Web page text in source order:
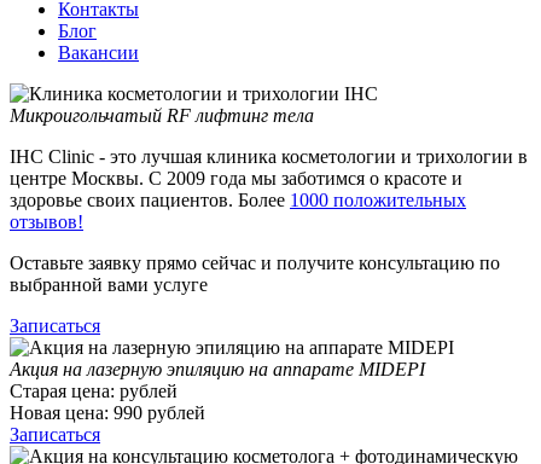
Контакты
Блог
Вакансии
Микроигольчатый RF лифтинг тела
IHC Clinic - это лучшая клиника косметологии и трихологии в
центре Москвы. С 2009 года мы заботимся о красоте и
здоровье своих пациентов. Более 1000 положительных
отзывов!
Оставьте заявку прямо сейчас и получите консультацию по
выбранной вами услуге
Записаться
Акция на лазерную эпиляцию на аппарате MIDEPI
Старая цена: рублей
Новая цена: 990 рублей
Записаться